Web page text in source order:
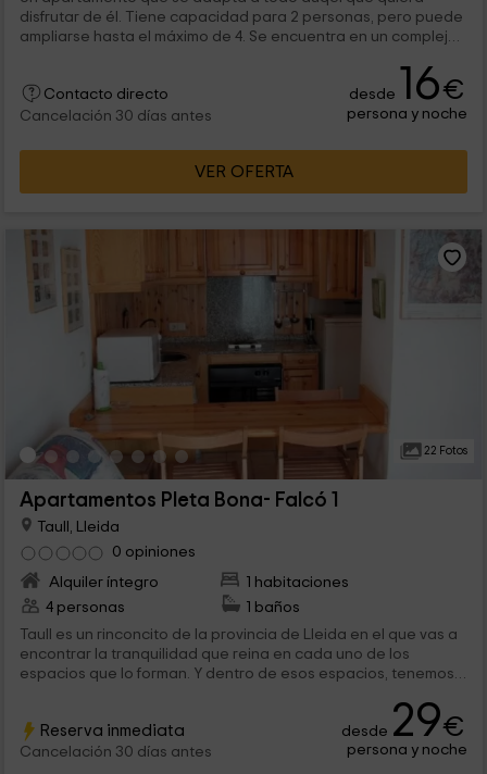
disfrutar de él. Tiene capacidad para 2 personas, pero puede
ampliarse hasta el máximo de 4. Se encuentra en un complejo
van a hacer disfrutar de tu estancia en Taull, un pueblo de
Lleida.Contacto directo
Cancelación 30 días antes
desde 16€
persona y noche
VER OFERTA
22 Fotos
Apartamentos Pleta Bona- Falcó 1
Taull, Lleida
0 opiniones
Alquiler íntegro
1 habitaciones
4 personas
1 baños
Taull es un rinconcito de la provincia de Lleida en el que vas a
encontrar la tranquilidad que reina en cada uno de los
espacios que lo forman. Y dentro de esos espacios, tenemos
comunes, y apartamentos con mucho encanto y buenas vistas.
Reserva inmediata
Cancelación 30 días antes
desde 29€
persona y noche